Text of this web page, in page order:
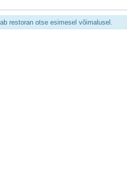
restoran otse esimesel võimalusel.